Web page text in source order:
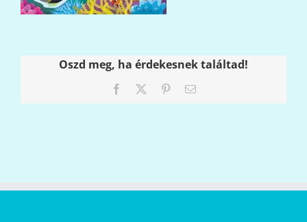
Oszd meg, ha érdekesnek találtad!
Facebook PinterestEmail: